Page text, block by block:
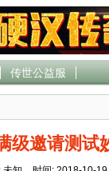
传世公益服
级邀请测试